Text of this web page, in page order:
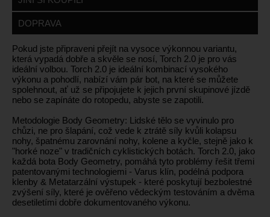
DOPRAVA
Pokud jste připraveni přejít na vysoce výkonnou variantu,
která vypadá dobře a skvěle se nosí, Torch 2.0 je pro vás
ideální volbou. Torch 2.0 je ideální kombinací vysokého
výkonu a pohodlí, nabízí vám pár bot, na které se můžete
spolehnout, ať už se připojujete k jejich první skupinové jízdě
nebo se zapínáte do rotopedu, abyste se zapotili.
Metodologie Body Geometry: Lidské tělo se vyvinulo pro
chůzi, ne pro šlapání, což vede k ztrátě síly kvůli kolapsu
nohy, špatnému zarovnání nohy, kolene a kyčle, stejně jako k
"horké noze" v tradičních cyklistických botách. Torch 2.0, jako
každá bota Body Geometry, pomáhá tyto problémy řešit třemi
patentovanými technologiemi - Varus klín, podélná podpora
klenby & Metatarzální výstupek - které poskytují bezbolestné
zvýšení síly, které je ověřeno vědeckým testováním a dvěma
desetiletími dobře dokumentovaného výkonu.